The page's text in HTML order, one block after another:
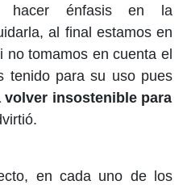
hacer énfasis en la
al final estamos en
no tomamos en cuenta el
tenido para su uso pues
volver insostenible para
en cada uno de los